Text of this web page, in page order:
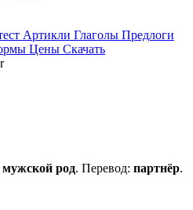
Артикли Глаголы Предлоги
Цены Скачать
мужской род. Перевод: партнёр.